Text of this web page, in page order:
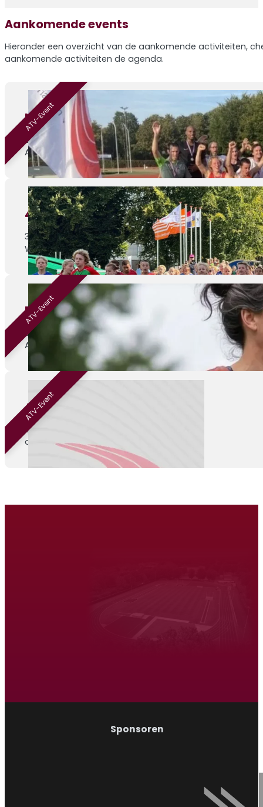
Aankomende events
Hieronder een overzicht van de aankomende activiteiten,
aankomende activiteiten de agenda.
Nazomermeerkamp – editie 4
29-08-2026
ATV Venray, Sportlaan 1
ATV-Event
4de Athletic Champs wedstrijd
30-08-2026
Weert, Parklaan 1c
Beginnen met hardlopen
01-09-2026
ATV Venray
ATV-Event
ATV Kamp
04-09-2026
onbekend
ATV-Event
Sponsoren